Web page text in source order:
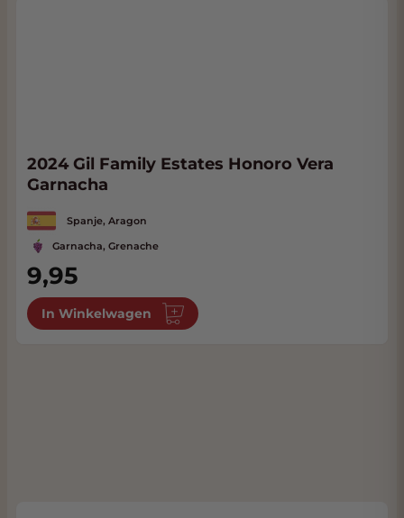
2024 Gil Family Estates Honoro Vera
Garnacha
Spanje, Aragon
Garnacha, Grenache
9,95
In Winkelwagen